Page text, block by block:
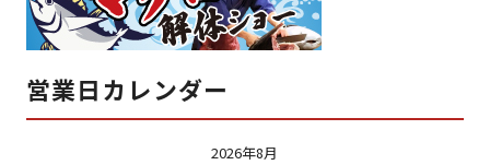
営業日カレンダー
2026年8月